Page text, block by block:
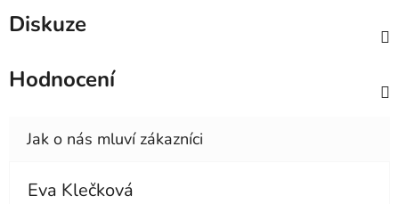
Diskuze
Hodnocení
Eva Klečková